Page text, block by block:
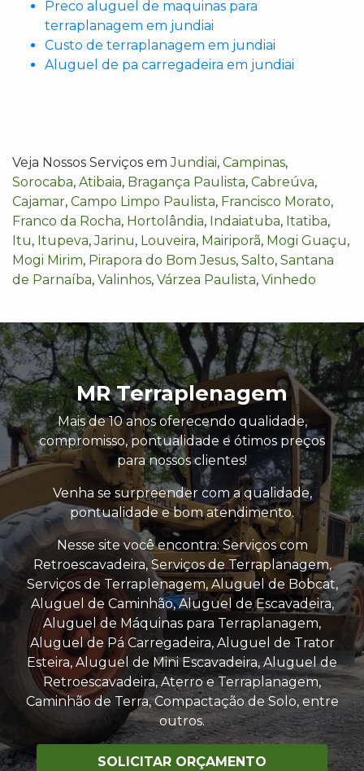
Preco aluguel de maquinas para
terraplanagem em jundiai
Custo de terraplanagem em jundiai
Aluguel de pa carregadeira em jundiai
Veja Nossos Serviços emJundiai, Campinas,
Sorocaba, Atibaia, Bragança Paulista, Cabreúva,
Cajamar, Campo Limpo Paulista, Francisco Morato,
Franco da Rocha, Hortolândia, Indaiatuba, Itatiba,
Itu, Itupeva,Jarinu, Louveira, Mairiporã, Mogi Guaçu,
Mogi Mirim, Pirapora do Bom Jesus, Salto, Santana
de Parnaíba, Valinhos, Várzea Paulista, Vinhedo
MR Terraplenagem
Mais de 10 anos oferecendo qualidade,
compromisso, pontualidade e ótimos preços
para nossos clientes!
Venha se surpreender com a qualidade,
pontualidade e bom atendimento.
Nesse site você encontra: Serviços com
Retroescavadeira, Serviços de Terraplanagem,
Serviços de Terraplenagem, Aluguel de Bobcat,
Aluguel de Caminhão, Aluguel de Escavadeira,
Aluguel de Máquinas para Terraplanagem,
Aluguel de Pá Carregadeira, Aluguel de Trator
Esteira, Aluguel de Mini Escavadeira, Aluguel de
Retroescavadeira, Aterro e Terraplanagem,
Caminhão de Terra, Compactação de Solo, entre
outros.
SOLICITAR ORÇAMENTO